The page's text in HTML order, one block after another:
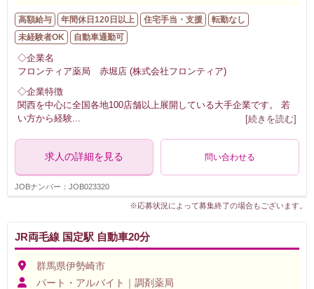
高額給与 年間休日120日以上 住宅手当・支援
転勤なし
未経験者OK
自動車通勤可
◇企業名
フロンティア薬局 赤堀店 (株式会社フロンティア)
◇企業特徴
関西を中心に全国各地100店舗以上展開している大手企業です。 若
い方から経験... [続きを読む]
求人の詳細を見る 問い合わせる
JOBナンバー：JOB023320
※応募状況によって募集終了の場合もございます。
JR両毛線 国定駅 自動車20分
群馬県伊勢崎市
パート・アルバイト｜調剤薬局